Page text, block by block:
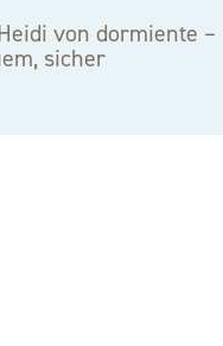
von dormiente –
sicher